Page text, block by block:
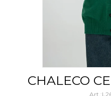
CHALECO